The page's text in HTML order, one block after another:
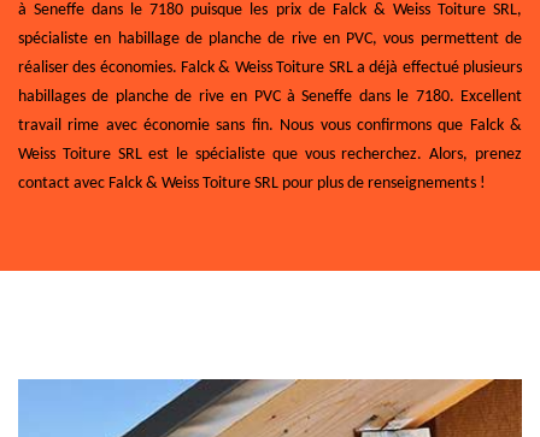
à Seneffe dans le 7180 puisque les prix de Falck & Weiss Toiture SRL,
spécialiste en habillage de planche de rive en PVC, vous permettent de
réaliser des économies. Falck & Weiss Toiture SRL a déjà effectué plusieurs
habillages de planche de rive en PVC à Seneffe dans le 7180. Excellent
travail rime avec économie sans fin. Nous vous confirmons que Falck &
Weiss Toiture SRL est le spécialiste que vous recherchez. Alors, prenez
contact avec Falck & Weiss Toiture SRL pour plus de renseignements !